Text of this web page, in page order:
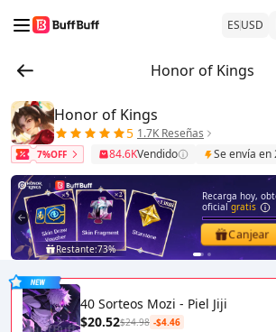
ESUSD
Honor of Kings
Honor of Kings
5 1.7K Reseñas
7%OFF 84.6KVendido Se envía en
Restante:73%
Recarga hoy,
oficialgratis
Canjear
1 2
40 Sorteos Mozi - Piel Jiji
$20.52$24.98 -$4.46